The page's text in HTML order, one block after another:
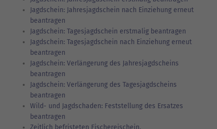
Jagdschein: Jahresjagdschein nach Einziehung erneut
beantragen
Jagdschein: Tagesjagdschein erstmalig beantragen
Jagdschein: Tagesjagdschein nach Einziehung erneut
beantragen
Jagdschein: Verlängerung des Jahresjagdscheins
beantragen
Jagdschein: Verlängerung des Tagesjagdscheins
beantragen
Wild- und Jagdschaden: Feststellung des Ersatzes
beantragen
Zeitlich befristeten Fischereischein,